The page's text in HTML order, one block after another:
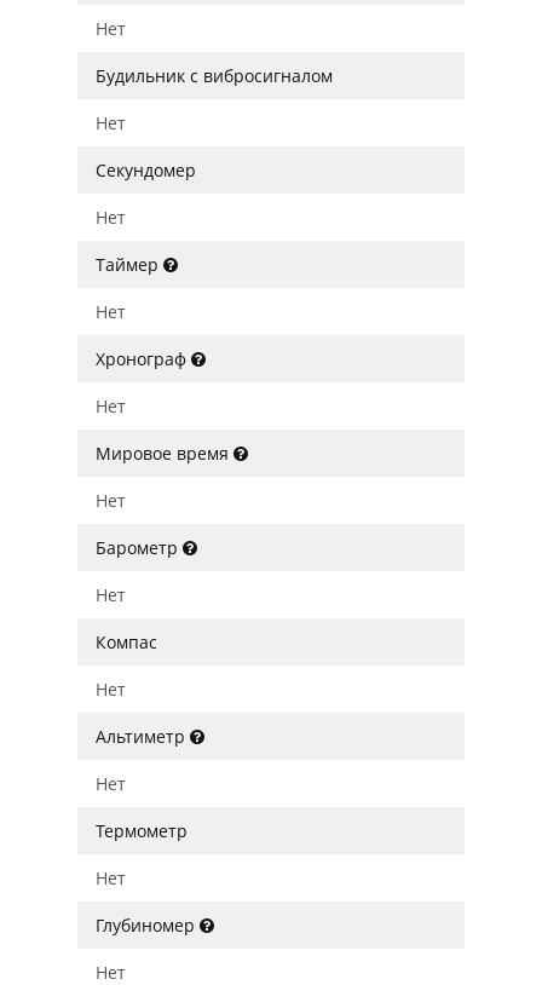
Нет
Будильник с вибросигналом
Нет
Секундомер
Нет
Таймер
Нет
Хронограф
Нет
Мировое время
Нет
Барометр
Нет
Компас
Нет
Альтиметр
Нет
Термометр
Нет
Глубиномер
Нет